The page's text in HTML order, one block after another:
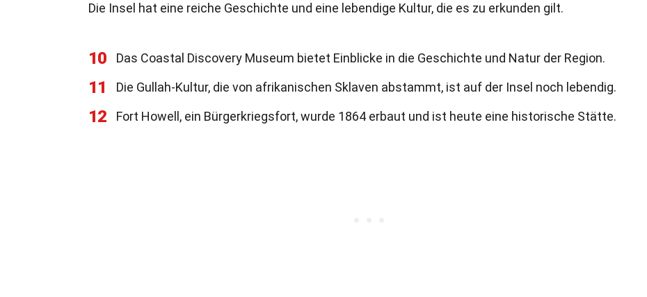
Die Insel hat eine reiche Geschichte und eine lebendige Kultur, die es zu erkunden gilt.
10 Das Coastal Discovery Museum bietet Einblicke in die Geschichte und Natur der Region.
11 Die Gullah-Kultur, die von afrikanischen Sklaven abstammt, ist auf der Insel noch lebendig.
12 Fort Howell, ein Bürgerkriegsfort, wurde 1864 erbaut und ist heute eine historische Stätte.